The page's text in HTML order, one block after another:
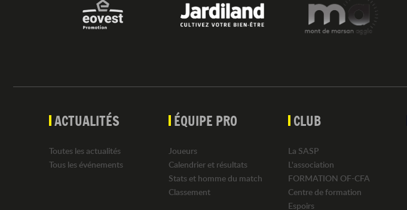
ACTUALITÉS
Toutes les actualités
Tous les événements
ÉQUIPE PRO
Joueurs
Calendrier et résultats
Stats et homme du match
Classement
CLUB
La SASP
L'association
FORMATION OF-CFA
Centre de formation
Espoirs